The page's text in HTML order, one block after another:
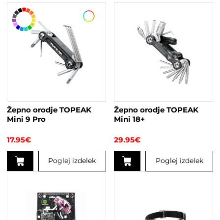
Žepno orodje TOPEAK
Mini 9 Pro
17.95€
Poglej izdelek
Žepno orodje TOPEAK
Mini 18+
29.95€
Poglej izdelek